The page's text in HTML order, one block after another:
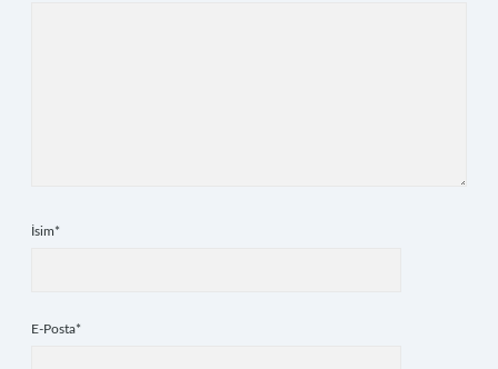
İsim*
E-Posta*